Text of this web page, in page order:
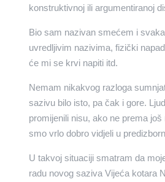
konstruktivnoj ili argumentiranoj
Bio sam nazivan smećem i
uvredljivim nazivima, fizički
će mi se krvi napiti itd.
Nemam nikakvog razloga
sazivu bilo isto, pa čak i gore.
promijenili nisu, ako ne prema
smo vrlo dobro vidjeli u
U takvoj situaciji smatram da
radu novog saziva Vijeća kotara